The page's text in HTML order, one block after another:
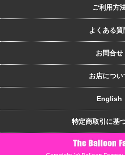
ご利用方
よくある質
お問合せ
お店につい
English
特定商取引に基